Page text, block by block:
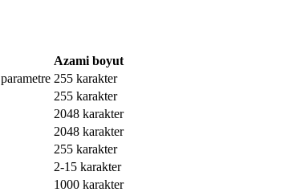
Azami boyut
255 karakter
255 karakter
2048 karakter
2048 karakter
255 karakter
2-15 karakter
1000 karakter